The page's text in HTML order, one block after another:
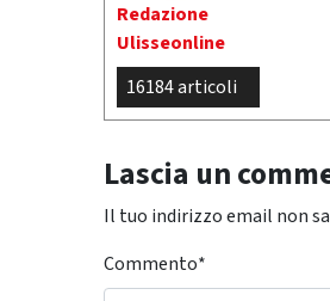
Redazione
Ulisseonline
16184 articoli
Lascia un
Il tuo indirizzo email non
Commento*